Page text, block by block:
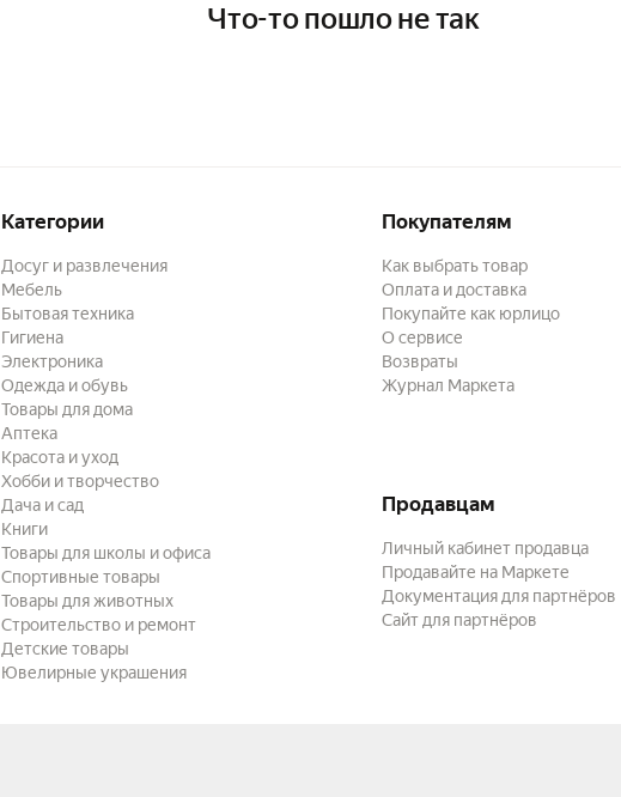
Что-то пошло не так
Категории
Досуг и развлечения
Мебель
Бытовая техника
Гигиена
Электроника
Одежда и обувь
Товары для дома
Аптека
Красота и уход
Хобби и творчество
Дача и сад
Книги
Товары для школы и офиса
Спортивные товары
Товары для животных
Строительство и ремонт
Детские товары
Ювелирные украшения
Покупателям
Как выбрать товар
Оплата и доставка
Покупайте как юрлицо
О сервисе
Возвраты
Журнал Маркета
Продавцам
Личный кабинет продавца
Продавайте на Маркете
Документация для партнёров
Сайт для партнёров